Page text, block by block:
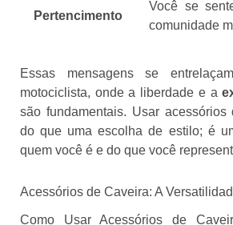
Pertencimento
Você se
comunidade
Essas mensagens se
motociclista, onde a liberdade e a
são fundamentais. Usar
do que uma escolha de estilo; é
quem você é e do que você
Acessórios de Caveira: A
Como Usar Acessórios de